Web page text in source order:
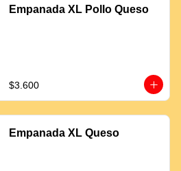
Empanada XL Pollo Queso
$3.600
Empanada XL Queso